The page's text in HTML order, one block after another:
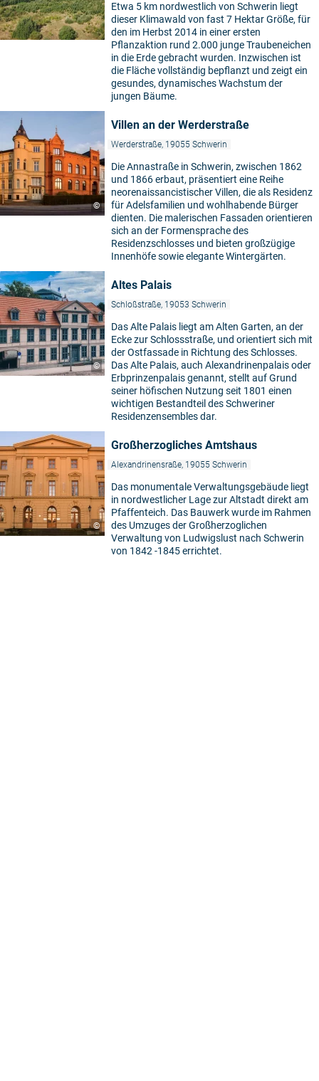
Etwa 5 km nordwestlich von Schwerin liegt
dieser Klimawald von fast 7 Hektar Größe, für
den im Herbst 2014 in einer ersten
Pflanzaktion rund 2.000 junge Traubeneichen
in die Erde gebracht wurden. Inzwischen ist
die Fläche vollständig bepflanzt und zeigt ein
gesundes, dynamisches Wachstum der
jungen Bäume.
©
Villen an der Werderstraße
Werderstraße, 19055 Schwerin
Die Annastraße in Schwerin, zwischen 1862
und 1866 erbaut, präsentiert eine Reihe
neorenaissancistischer Villen, die als Residenz
für Adelsfamilien und wohlhabende Bürger
dienten. Die malerischen Fassaden orientieren
sich an der Formensprache des
Residenzschlosses und bieten großzügige
Innenhöfe sowie elegante Wintergärten.
©
Altes Palais
Schloßstraße, 19053 Schwerin
Das Alte Palais liegt am Alten Garten, an der
Ecke zur Schlossstraße, und orientiert sich mit
der Ostfassade in Richtung des Schlosses.
Das Alte Palais, auch Alexandrinenpalais oder
Erbprinzenpalais genannt, stellt auf Grund
seiner höfischen Nutzung seit 1801 einen
wichtigen Bestandteil des Schweriner
Residenzensembles dar.
©
Großherzogliches Amtshaus
Alexandrinensraße, 19055 Schwerin
Das monumentale Verwaltungsgebäude liegt
in nordwestlicher Lage zur Altstadt direkt am
Pfaffenteich. Das Bauwerk wurde im Rahmen
des Umzuges der Großherzoglichen
Verwaltung von Ludwigslust nach Schwerin
von 1842 -1845 errichtet.